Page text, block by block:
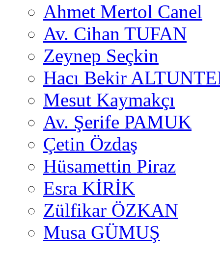
Ahmet Mertol Canel
Av. Cihan TUFAN
Zeynep Seçkin
Hacı Bekir
Mesut Kaymakçı
Av. Şerife PAMUK
Çetin Özdaş
Hüsamettin Piraz
Esra KİRİK
Zülfikar ÖZKAN
Musa GÜMUŞ